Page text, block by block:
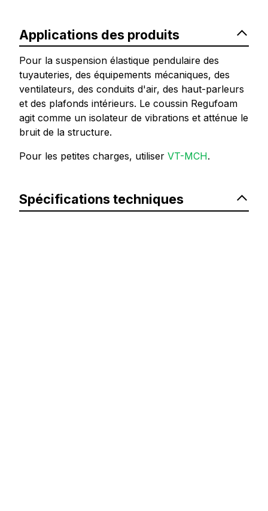
Applications des produits
Pour la suspension élastique pendulaire des
tuyauteries, des équipements mécaniques, des
ventilateurs, des conduits d'air, des haut-parleurs
et des plafonds intérieurs. Le coussin Regufoam
agit comme un isolateur de vibrations et atténue le
bruit de la structure.
Pour les petites charges, utiliser VT-MCH.
Spécifications techniques